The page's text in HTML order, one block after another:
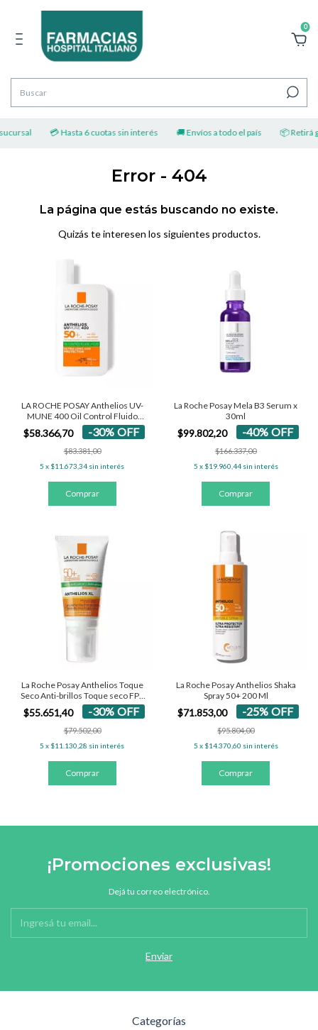
0
💳 Hasta 6 cuotas sin interés 🚚 Envíos a todo el país 📦 Retirá
Error - 404
La página que estás buscando no existe.
Quizás te interesen los siguientes productos.
LA ROCHE POSAY Anthelios UV-
MUNE 400 Oil Control Fluido
SPF50+
$58.366,70 -30%OFF
$83.381,00
5 x $11.673,34 sin interés
La Roche Posay Mela B3 Serum x
30ml
$99.802,20 -40% OFF
$166.337,00
5 x $19.960,44 sin interés
La Roche Posay Anthelios Toque
Seco Anti-brillos Toque seco FPS
50+ - Con Color 50 Ml
$55.651,40 -30%OFF
$79.502,00
5 x $11.130,28 sin interés
La Roche Posay Anthelios Shaka
Spray 50+ 200 Ml
$71.853,00 -25% OFF
$95.804,00
5 x $14.370,60 sin interés
¡Promociones exclusivas!
Dejá tu correo electrónico.
Categorías